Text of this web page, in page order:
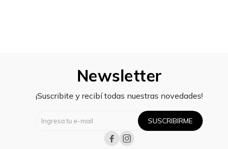
Newsletter
¡Suscribite y recibí todas nuestras novedades!
SUSCRIBIRME
 